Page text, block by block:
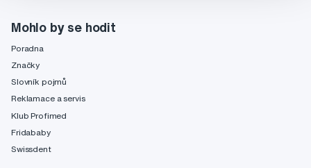
Mohlo by se hodit
Poradna
Značky
Slovník pojmů
Reklamace a servis
Klub Profimed
Fridababy
Swissdent